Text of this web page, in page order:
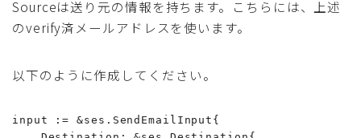
Sourceは送り元の情報を持ちます。こちらには、上述
のverify済メールアドレスを使います。
以下のように作成してください。
input := &ses.SendEmailInput{